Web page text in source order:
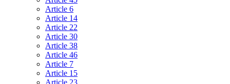
Article 6
Article 14
Article 22
Article 30
Article 38
Article 46
Article 7
Article 15
Article 23